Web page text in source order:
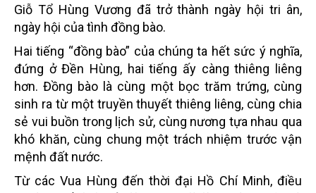
Giỗ Tổ Hùng Vương đã trở thành ngày hội tri ân,
ngày hội của tình đồng bào.
Hai tiếng “đồng bào” của chúng ta hết sức ý nghĩa,
đứng ở Đền Hùng, hai tiếng ấy càng thiêng liêng
hơn. Đồng bào là cùng một bọc trăm trứng, cùng
sinh ra từ một truyền thuyết thiêng liêng, cùng chia
sẻ vui buồn trong lịch sử, cùng nương tựa nhau qua
khó khăn, cùng chung một trách nhiệm trước vận
mệnh đất nước.
Từ các Vua Hùng đến thời đại Hồ Chí Minh, điều